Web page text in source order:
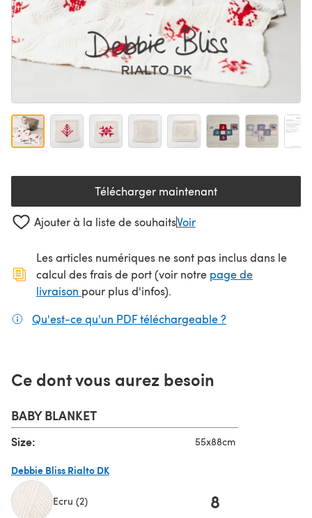
Télécharger maintenant(s'ouvre dans un nouvel
Ajouter à la liste de souhaitsVoir
Les articles numériques ne sont pas inclus dans le
calcul des frais de port (voir notre page de
livraison (s'ouvre dans un nouvel onglet)
pour plus d'infos).
Qu'est-ce qu'un PDF téléchargeable ?
Ce dont vous aurez besoin
BABY BLANKET
Size: 55x88cm
Debbie Bliss Rialto DK
Ecru (2) 8